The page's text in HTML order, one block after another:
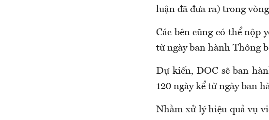
luận đã đưa ra) trong
Các bên cũng có thể nộp
từ ngày ban hành Thông
Dự kiến, DOC sẽ ban
120 ngày kể từ ngày ban
Nhằm xử lý hiệu quả vụ